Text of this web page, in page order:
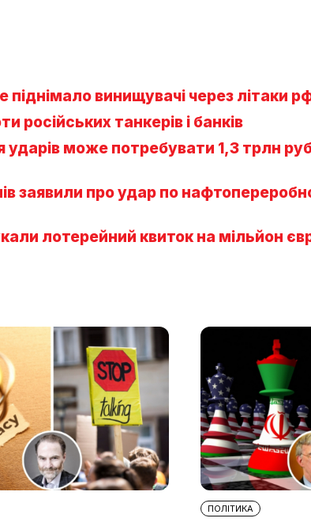
піднімало винищувачі через літаки
російських танкерів і банків
ударів може потребувати 1,3 трлн
заявили про удар по
лотерейний квиток на мільйон
ПОЛІТИКА